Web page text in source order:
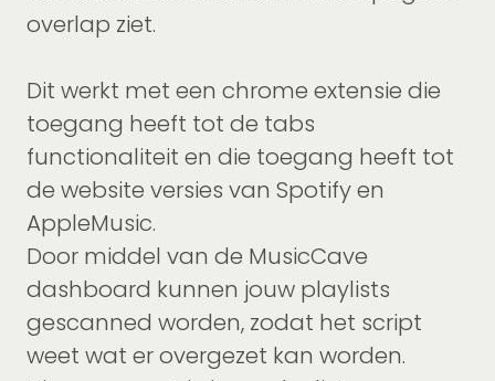
overlap ziet.
Dit werkt met een chrome extensie die
toegang heeft tot de tabs
functionaliteit en die toegang heeft tot
de website versies van Spotify en
AppleMusic.
Door middel van de MusicCave
dashboard kunnen jouw playlists
gescanned worden, zodat het script
weet wat er overgezet kan worden.